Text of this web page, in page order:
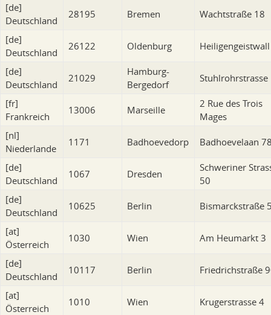
[de]
Deutschland
28195 Bremen Wachtstraße 18
[de]
Deutschland
26122 Oldenburg
[de]
Deutschland
21029
Hamburg-
Bergedorf
Stuhlrohrstrasse
[fr]
Frankreich
13006 Marseille
2 Rue des Trois
Mages
[nl]
Niederlande
1171 Badhoevedorp Badhoevelaan
[de]
Deutschland
1067 Dresden
Schweriner
50
[de]
Deutschland
10625 Berlin Bismarckstraße
[at]
Österreich
1030 Wien Am Heumarkt 3
[de]
Deutschland
10117 Berlin Friedrichstraße
[at]
Österreich
1010 Wien Krugerstrasse 4